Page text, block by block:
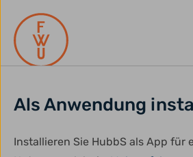
Als Anwendung
Installieren Sie HubbS als App für
gefördert durch: